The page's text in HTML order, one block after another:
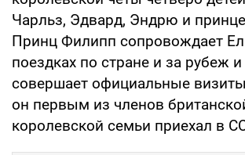
Чарльз, Эдвард, Эндрю и
Принц Филипп сопровождает
поездках по стране и за рубеж
совершает официальные
он первым из членов
королевской семьи приехал в